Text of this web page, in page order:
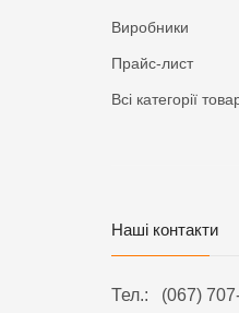
Виробники
Прайс-лист
Всі категорії
Наші контакти
Тел.: (067)